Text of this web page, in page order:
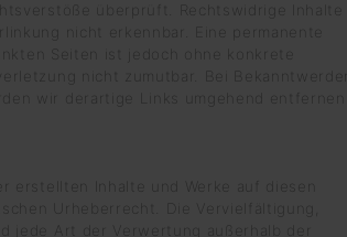
überprüft. Rechtswidrige Inhalte
nicht erkennbar. Eine permanente
Seiten ist jedoch ohne konkrete
nicht zumutbar. Bei Bekanntwerden
wir derartige Links umgehend entfernen.
erstellten Inhalte und Werke auf diesen
Urheberrecht. Die Vervielfältigung,
jede Art der Verwertung außerhalb der